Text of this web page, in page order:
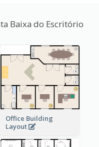
Baixa do Escritório
Office Building
Layout